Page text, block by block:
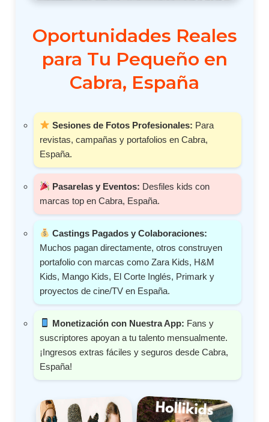
Oportunidades Reales
para Tu Pequeño en
Cabra, España
Sesiones de Fotos Profesionales: Para
revistas, campañas y portafolios en Cabra,
España.
Pasarelas y Eventos: Desfiles kids con
marcas top en Cabra, España.
Castings Pagados y Colaboraciones:
Muchos pagan directamente, otros construyen
portafolio con marcas como Zara Kids, H&M
Kids, Mango Kids, El Corte Inglés, Primark y
proyectos de cine/TV en España.
Monetización con Nuestra App: Fans y
suscriptores apoyan a tu talento mensualmente.
¡Ingresos extras fáciles y seguros desde Cabra,
España!